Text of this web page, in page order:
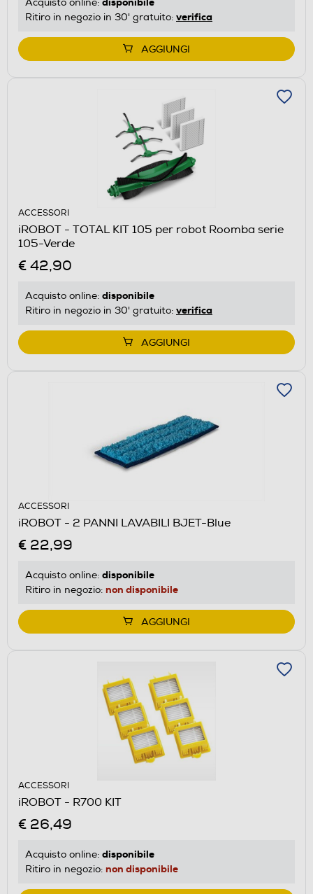
Ritiro in negozio in 30' gratuito: verifica
AGGIUNGI
ACCESSORI
iROBOT - TOTAL KIT 105 per robot Roomba serie
105-Verde
€ 42,90
Acquisto online: disponibile
Ritiro in negozio in 30' gratuito: verifica
AGGIUNGI
ACCESSORI
iROBOT - 2 PANNI LAVABILI BJET-Blue
€ 22,99
Acquisto online: disponibile
Ritiro in negozio: non disponibile
AGGIUNGI
ACCESSORI
iROBOT - R700 KIT
€ 26,49
Acquisto online: disponibile
Ritiro in negozio: non disponibile